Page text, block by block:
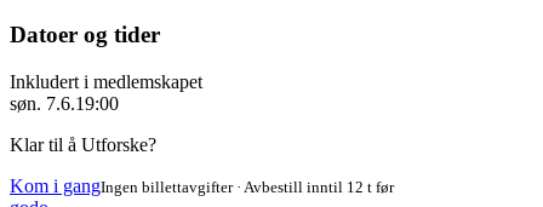
Datoer og tider
Inkludert i medlemskapet
søn. 7.6.19:00
Klar til å Utforske?
Kom i gangIngen billettavgifter · Avbestill inntil 12 t før